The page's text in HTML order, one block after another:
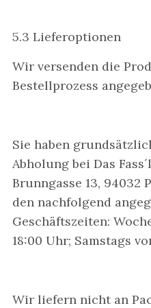
5.3 Lieferoptionen
Wir versenden die
Bestellprozess
Sie haben
Abholung bei Das
Brunngasse 13, 94032
den nachfolgend
Geschäftszeiten:
18:00 Uhr; Samstags
Wir liefern nicht an